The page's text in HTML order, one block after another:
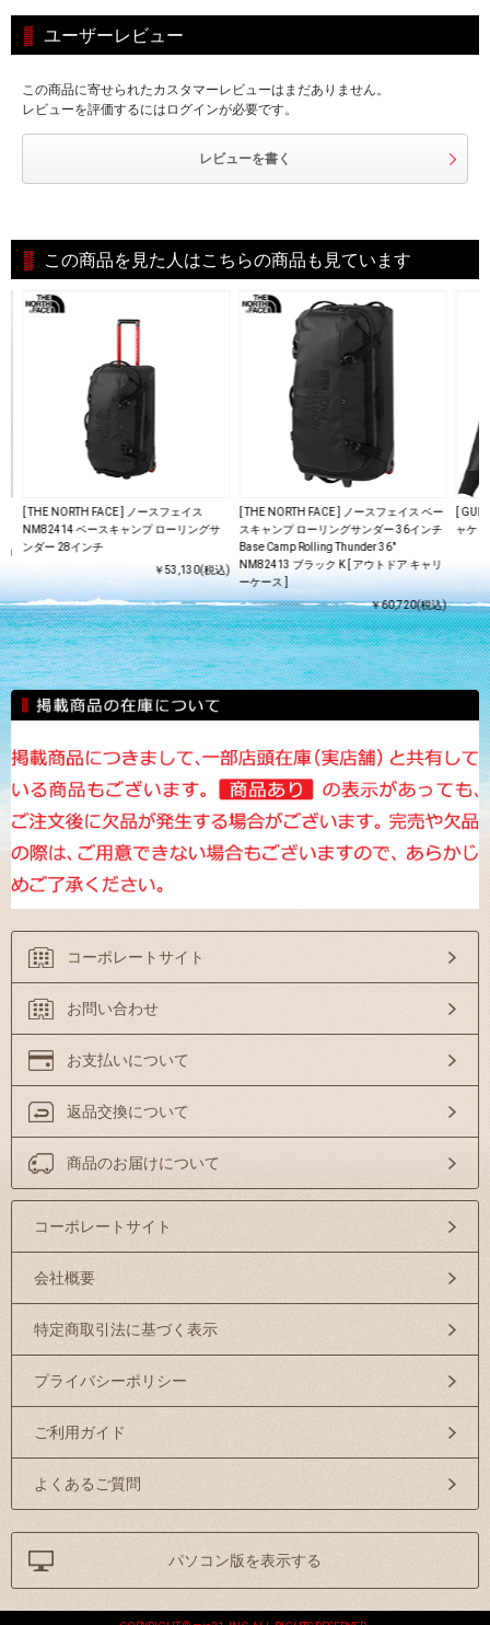
ユーザーレビュー
この商品に寄せられたカスタマーレビューはまだありません。
レビューを評価するにはログインが必要です。
レビューを書く
この商品を見た人はこちらの商品も見ています
)
[ THE NORTH FACE ] ノースフェイス
NM82414 ベースキャンプ ローリングサ
ンダー 28インチ
￥53,130(税込)
[ THE NORTH FACE ] ノースフェイス ベー
スキャンプ ローリングサンダー 36インチ
Base Camp Rolling Thunder 36"
NM82413 ブラック K [ アウトドア キャリ
ーケース ]
￥60,720(税込)
[
ャケ
コーポレートサイト
お問い合わせ
お支払いについて
返品交換について
商品のお届けについて
コーポレートサイト
会社概要
特定商取引法に基づく表示
プライバシーポリシー
ご利用ガイド
よくあるご質問
パソコン版を表示する